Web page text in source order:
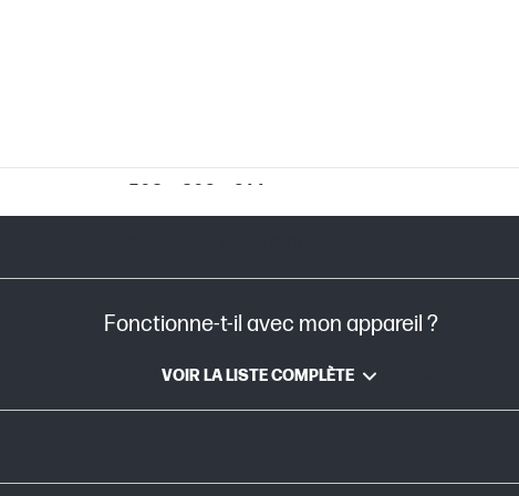
503 x 302 x 244 mm
Garantie limitée de 90 jours (pièces
Fonctionne-t-il avec mon appareil ?
VOIR LA LISTE COMPLÈTE